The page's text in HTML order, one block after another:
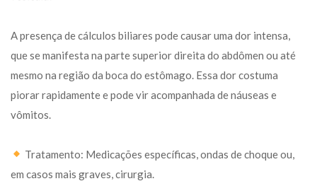
A presença de cálculos biliares pode causar uma dor intensa,
que se manifesta na parte superior direita do abdômen ou até
mesmo na região da boca do estômago. Essa dor costuma
piorar rapidamente e pode vir acompanhada de náuseas e
vômitos.
Tratamento: Medicações específicas, ondas de choque ou,
em casos mais graves, cirurgia.